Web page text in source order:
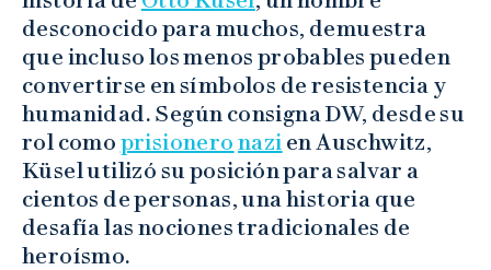
desconocido para muchos, demuestra
que incluso los menos probables pueden
convertirse en símbolos de resistencia y
humanidad. Según consigna DW, desde su
rol como prisionero nazi en Auschwitz,
Küsel utilizó su posición para salvar a
cientos de personas, una historia que
desafía las nociones tradicionales de
heroísmo.